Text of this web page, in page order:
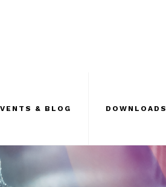
& BLOG DOWNLOADS